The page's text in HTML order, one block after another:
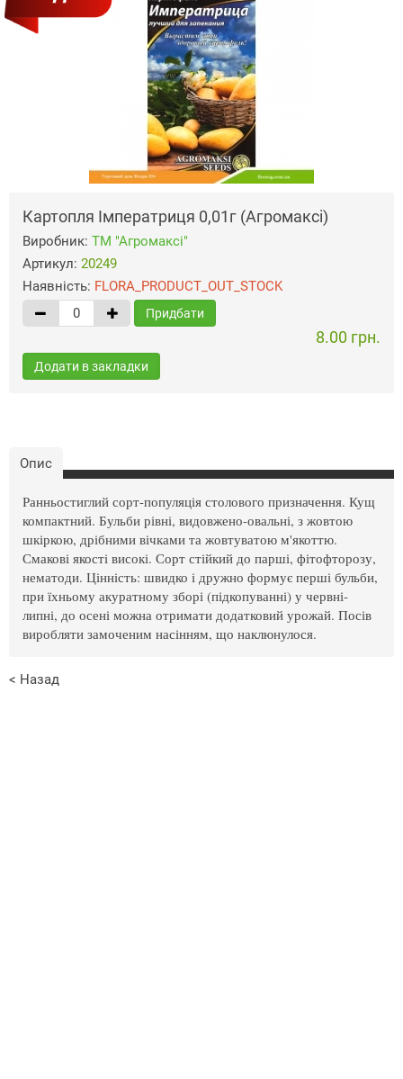
Картопля Імператриця 0,01г (Агромаксі)
Виробник: ТМ "Агромаксі"
Артикул: 20249
Наявність: FLORA_PRODUCT_OUT_STOCK
Придбати
8.00 грн.
Додати в закладки
Опис
Ранньостиглий сорт-популяція столового призначення. Кущ
компактний. Бульби рівні, видовжено-овальні, з жовтою
шкіркою, дрібними вічками та жовтуватою м'якоттю.
Смакові якості високі. Сорт стійкий до парші, фітофторозу,
нематоди. Цінність: швидко і дружно формує перші бульби,
при їхньому акуратному зборі (підкопуванні) у червні-
липні, до осені можна отримати додатковий урожай. Посів
виробляти замоченим насінням, що наклюнулося.
< Назад